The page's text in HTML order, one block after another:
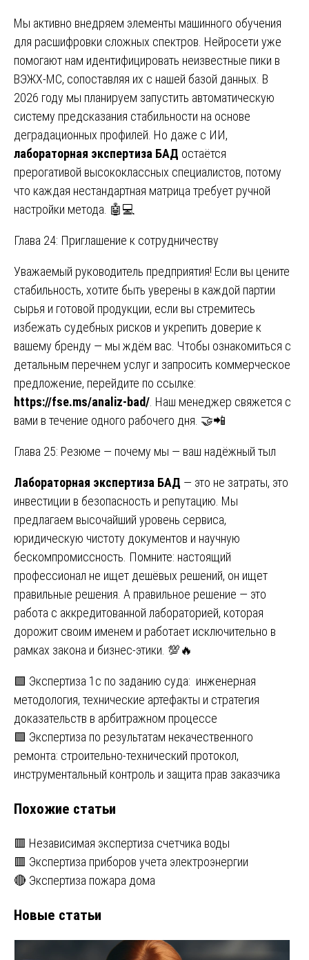
Мы активно внедряем элементы машинного обучения
для расшифровки сложных спектров. Нейросети уже
помогают нам идентифицировать неизвестные пики в
ВЭЖХ-МС, сопоставляя их с нашей базой данных. В
2026 году мы планируем запустить автоматическую
систему предсказания стабильности на основе
деградационных профилей. Но даже с ИИ,
лабораторная экспертиза БАД остаётся
прерогативой высококлассных специалистов, потому
что каждая нестандартная матрица требует ручной
настройки метода. 🤖💻
Глава 24: Приглашение к сотрудничеству
Уважаемый руководитель предприятия! Если вы цените
стабильность, хотите быть уверены в каждой партии
сырья и готовой продукции, если вы стремитесь
избежать судебных рисков и укрепить доверие к
вашему бренду — мы ждём вас. Чтобы ознакомиться с
детальным перечнем услуг и запросить коммерческое
предложение, перейдите по ссылке:
https://fse.ms/analiz-bad/ . Наш менеджер свяжется с
вами в течение одного рабочего дня. 🤝📲
Глава 25: Резюме — почему мы — ваш надёжный тыл
Лабораторная экспертиза БАД — это не затраты, это
инвестиции в безопасность и репутацию. Мы
предлагаем высочайший уровень сервиса,
юридическую чистоту документов и научную
бескомпромиссность. Помните: настоящий
профессионал не ищет дешёвых решений, он ищет
правильные решения. А правильное решение — это
работа с аккредитованной лабораторией, которая
дорожит своим именем и работает исключительно в
рамках закона и бизнес-этики. 💯🔥
Навигация
по
записям
🟩 Экспертиза 1с по заданию суда: инженерная
методология, технические артефакты и стратегия
доказательств в арбитражном процессе
🟩 Экспертиза по результатам некачественного
ремонта: строительно-технический протокол,
инструментальный контроль и защита прав заказчика
Похожие статьи
🟥 Независимая экспертиза счетчика воды
🟥 Экспертиза приборов учета электроэнергии
🔴 Экспертиза пожара дома
Новые статьи